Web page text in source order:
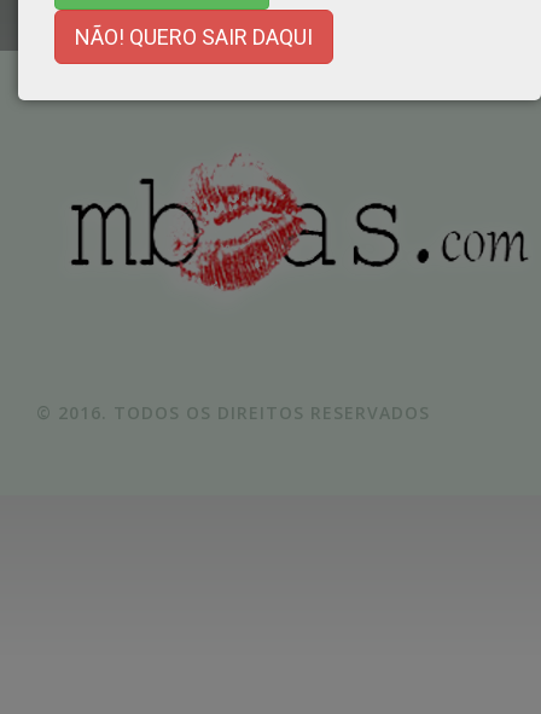
NÃO! QUERO SAIR DAQUI
TERMOS E CONDIÇÕES - AJUDA
© 2016. TODOS OS DIREITOS RESERVADOS